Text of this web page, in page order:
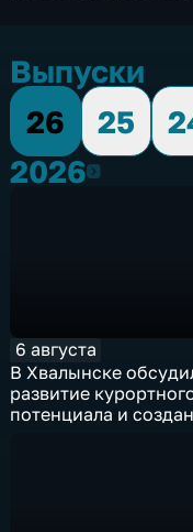
Выпуски
26
25
20262026
6 августа
В Хвалынске
развитие
потенциала и